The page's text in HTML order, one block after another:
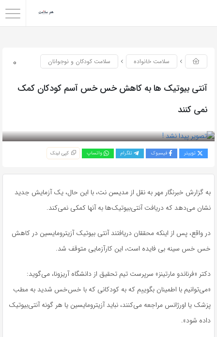
0 سلامت خانواده سلامت کودکان و نوجوانان
آنتی بیوتیک ها به کاهش خس خس آسم کودکان کمک
نمی کنند
توییتر فیسبوک تلگرام واتساپ کپی لینک
به گزارش خبرنگار مهر به نقل از مدیسن نت، با این حال، یک آزمایش جدید
نشان می‌دهد که دریافت آنتی‌بیوتیک‌ها به آنها کمکی نمی‌کند.
در واقع، پس از اینکه محققان دریافتند آنتی بیوتیک آزیترومایسین در کاهش
خس خس سینه بی فایده است، این کارآزمایی متوقف شد.
دکتر «فرناندو مارتینز» سرپرست تیم تحقیق از دانشگاه آریزونا، می‌گوید:
«می‌توانیم با اطمینان بگوییم که به کودکانی که با خس‌خس شدید به مطب
پزشک یا اورژانس مراجعه می‌کنند، نباید آزیترومایسین یا هر گونه آنتی‌بیوتیک
داده شود».